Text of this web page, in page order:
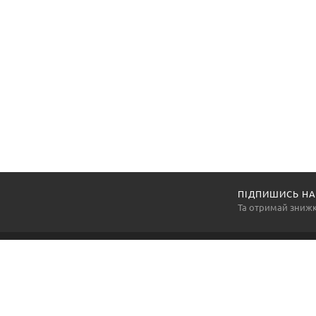
ПІДПИШИСЬ
Та отримай